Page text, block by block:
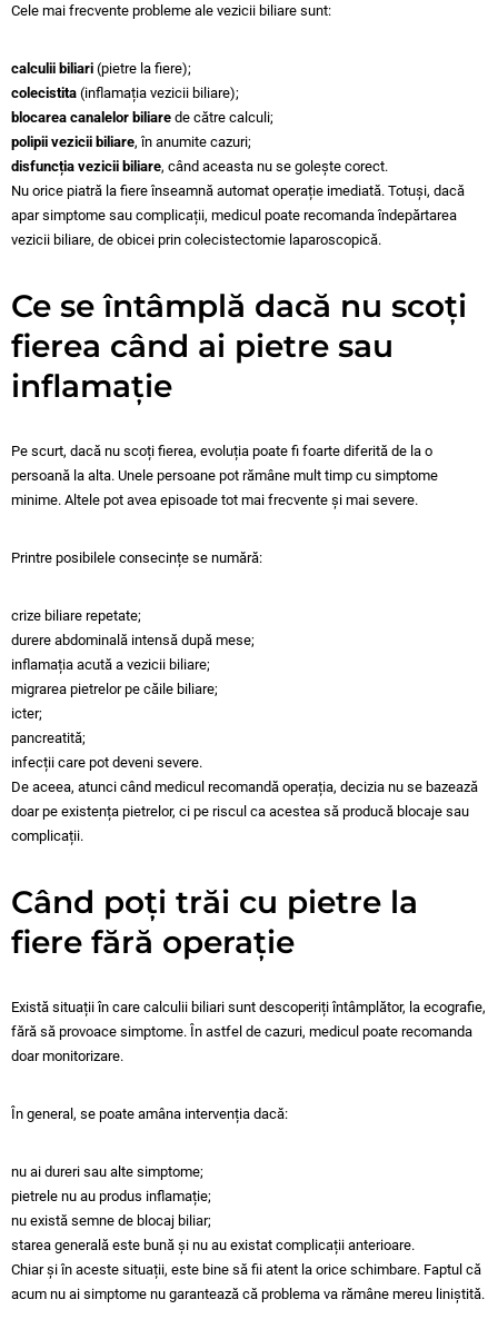
Cele mai frecvente probleme ale vezicii biliare sunt:
calculii biliari (pietre la fiere);
colecistita (inflamația vezicii biliare);
blocarea canalelor biliare de către calculi;
polipii vezicii biliare, în anumite cazuri;
disfuncția vezicii biliare, când aceasta nu se golește corect.
Nu orice piatră la fiere înseamnă automat operație imediată. Totuși, dacă
apar simptome sau complicații, medicul poate recomanda îndepărtarea
vezicii biliare, de obicei prin colecistectomie laparoscopică.
Ce se întâmplă dacă nu scoți
fierea când ai pietre sau
inflamație
Pe scurt, dacă nu scoți fierea, evoluția poate fi foarte diferită de la o
persoană la alta. Unele persoane pot rămâne mult timp cu simptome
minime. Altele pot avea episoade tot mai frecvente și mai severe.
Printre posibilele consecințe se numără:
crize biliare repetate;
durere abdominală intensă după mese;
inflamația acută a vezicii biliare;
migrarea pietrelor pe căile biliare;
icter;
pancreatită;
infecții care pot deveni severe.
De aceea, atunci când medicul recomandă operația, decizia nu se bazează
doar pe existența pietrelor, ci pe riscul ca acestea să producă blocaje sau
complicații.
Când poți trăi cu pietre la
fiere fără operație
Există situații în care calculii biliari sunt descoperiți întâmplător, la ecografie,
fără să provoace simptome. În astfel de cazuri, medicul poate recomanda
doar monitorizare.
În general, se poate amâna intervenția dacă:
nu ai dureri sau alte simptome;
pietrele nu au produs inflamație;
nu există semne de blocaj biliar;
starea generală este bună și nu au existat complicații anterioare.
Chiar și în aceste situații, este bine să fii atent la orice schimbare. Faptul că
acum nu ai simptome nu garantează că problema va rămâne mereu liniștită.